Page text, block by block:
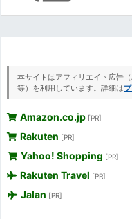
本サイトはアフィリエイト広告
等）を利用しています。詳細は
Amazon.co.jp [PR]
Rakuten [PR]
Yahoo! Shopping [PR]
Rakuten Travel [PR]
Jalan [PR]